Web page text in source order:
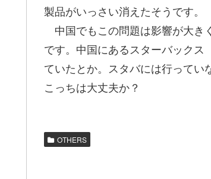
製品がいっさい消えたそうです。
中国でもこの問題は影響が大き
です。中国にあるスターバック
ていたとか。スタバには行ってい
こっちは大丈夫か？
OTHERS